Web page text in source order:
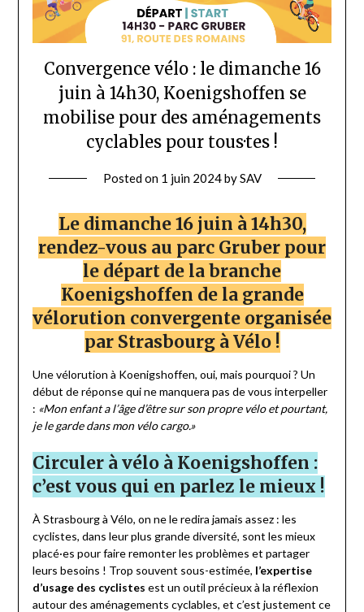
Convergence vélo : le dimanche 16
juin à 14h30, Koenigshoffen se
mobilise pour des aménagements
cyclables pour tous·tes !
Posted on 1 juin 2024bySAV
Le dimanche 16 juin à 14h30,
rendez-vous au parc Gruber pour
le départ de la branche
Koenigshoffen de la grande
vélorution convergente organisée
par Strasbourg à Vélo !
Une vélorution à Koenigshoffen, oui, mais pourquoi ? Un
début de réponse qui ne manquera pas de vous interpeller
: «Mon enfant a l’âge d’être sur son propre vélo et pourtant,
je le garde dans mon vélo cargo.»
Circuler à vélo à Koenigshoffen :
c’est vous qui en parlez le mieux !
À Strasbourg à Vélo, on ne le redira jamais assez : les
cyclistes, dans leur plus grande diversité, sont les mieux
placé·es pour faire remonter les problèmes et partager
leurs besoins ! Trop souvent sous-estimée, l’expertise
d’usage des cyclistes est un outil précieux à la réflexion
autour des aménagements cyclables, et c’est justement ce